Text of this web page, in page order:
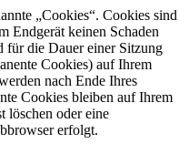
„Cookies“. Cookies sind
Endgerät keinen Schaden
für die Dauer einer Sitzung
Cookies) auf Ihrem
nach Ende Ihres
Cookies bleiben auf Ihrem
löschen oder eine
erfolgt.